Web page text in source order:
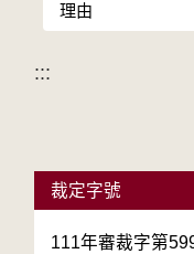
理由
:::
裁定字號
111年審裁字第